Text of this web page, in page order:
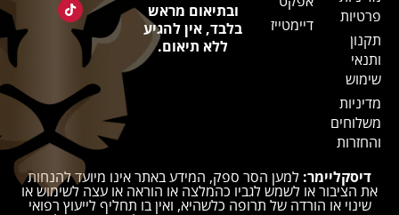
פרטיות
תקנון
ותנאי
שימוש
מדיניות
משלוחים
והחזרות
דיימטייז
ובתיאום מראש
בלבד, אין להגיע
ללא תיאום.
דיסקליימר: למען הסר ספק, המידע באתר אינו מיועד להנחות
את הציבור או לשמש לגביו כהמלצה או הוראה או עצה לשימוש או
שינוי או הורדה של תרופה כלשהיא, ואין בו תחליף לייעוץ רפואי